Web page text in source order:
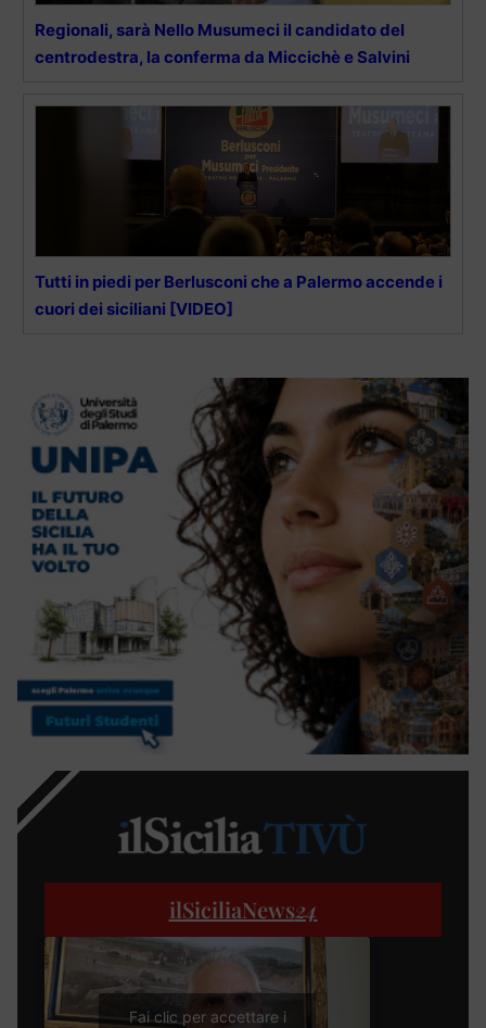
Regionali, sarà Nello Musumeci il candidato del
centrodestra, la conferma da Miccichè e Salvini
Tutti in piedi per Berlusconi che a Palermo accende i
cuori dei siciliani [VIDEO]
ilSiciliaNews24
Fai clic per accettare i